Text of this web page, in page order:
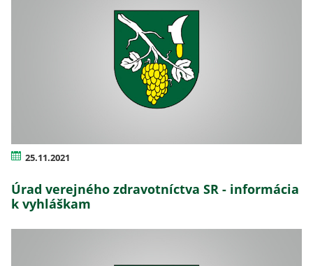
25.11.2021
Úrad verejného zdravotníctva SR - informácia
k vyhláškam